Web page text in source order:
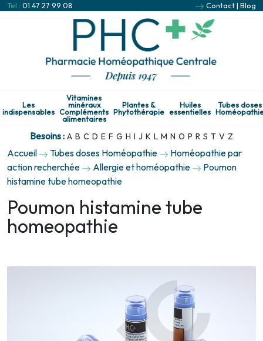
Tel : 01 47 27 99 08 Contact| Blog
Les
indispensables
Vitamines
minéraux
Compléments
alimentaires
Plantes &
Phytothérapie
Huiles
essentielles
Tubes doses
Besoins : A B C D E F G H I J K L M N O P R S T V Z
Accueil Tubes doses Homéopathie
Homéopathie par
action recherchée
Allergie et homéopathie
Poumon
histamine tube homeopathie
Poumon histamine tube
homeopathie